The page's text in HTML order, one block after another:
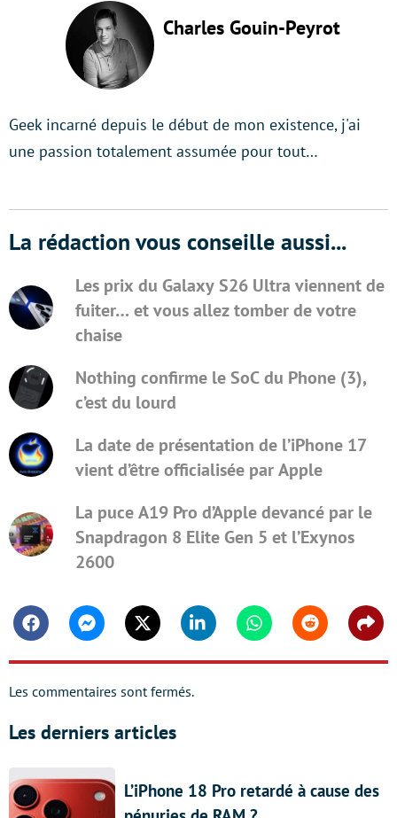
Charles Gouin-Peyrot
Geek incarné depuis le début de mon existence, j'ai
une passion totalement assumée pour tout…
La rédaction vous conseille aussi...
Les prix du Galaxy S26 Ultra viennent de
fuiter… et vous allez tomber de votre
chaise
Nothing confirme le SoC du Phone (3),
c’est du lourd
La date de présentation de l’iPhone 17
vient d’être officialisée par Apple
La puce A19 Pro d’Apple devancé par le
Snapdragon 8 Elite Gen 5 et l’Exynos
2600
FacebookMessengerTwitter Linkedin WhatsappReddit
Les commentaires sont fermés.
Les derniers articles
L’iPhone 18 Pro retardé à cause des